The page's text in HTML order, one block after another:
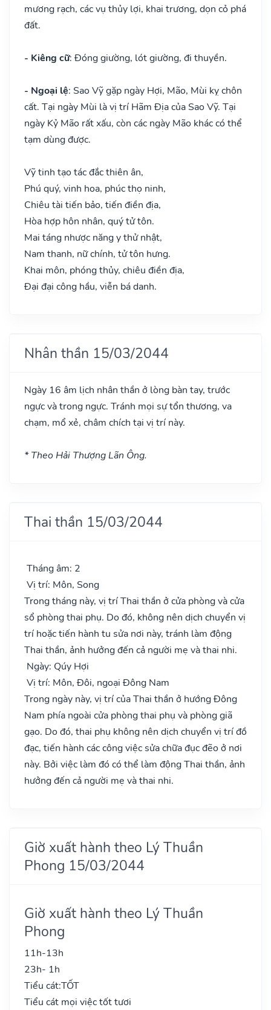
mương rạch, các vụ thủy lợi, khai trương, dọn cỏ phá
đất.
- Kiêng cữ: Đóng giường, lót giường, đi thuyền.
- Ngoại lệ: Sao Vỹ gặp ngày Hợi, Mão, Mùi kỵ chôn
cất. Tại ngày Mùi là vị trí Hãm Địa của Sao Vỹ. Tại
ngày Kỷ Mão rất xấu, còn các ngày Mão khác có thể
tạm dùng được.
Vỹ tinh tạo tác đắc thiên ân,
Phú quý, vinh hoa, phúc thọ ninh,
Chiêu tài tiến bảo, tiến điền địa,
Hòa hợp hôn nhân, quý tử tôn.
Mai táng nhược năng y thử nhật,
Nam thanh, nữ chính, tử tôn hưng.
Khai môn, phóng thủy, chiêu điền địa,
Đại đại công hầu, viễn bá danh.
Nhân thần 15/03/2044
Ngày 16 âm lịch nhân thần ở lòng bàn tay, trước
ngực và trong ngực. Tránh mọi sự tổn thương, va
chạm, mổ xẻ, châm chích tại vị trí này.
* Theo Hải Thượng Lãn Ông.
Thai thần 15/03/2044
Tháng âm: 2
Vị trí: Môn, Song
Trong tháng này, vị trí Thai thần ở cửa phòng và cửa
sổ phòng thai phụ. Do đó, không nên dịch chuyển vị
trí hoặc tiến hành tu sửa nơi này, tránh làm động
Thai thần, ảnh hưởng đến cả người mẹ và thai nhi.
Ngày: Qúy Hợi
Vị trí: Môn, Đôi, ngoại Đông Nam
Trong ngày này, vị trí của Thai thần ở hướng Đông
Nam phía ngoài cửa phòng thai phụ và phòng giã
gạo. Do đó, thai phụ không nên dịch chuyển vị trí đồ
đạc, tiến hành các công việc sửa chữa đục đẽo ở nơi
này. Bởi việc làm đó có thể làm động Thai thần, ảnh
hưởng đến cả người mẹ và thai nhi.
Giờ xuất hành theo Lý Thuần
Phong 15/03/2044
Giờ xuất hành theo Lý Thuần
Phong
11h-13h
23h- 1h
Tiểu cát:TỐT
Tiểu cát mọi việc tốt tươi